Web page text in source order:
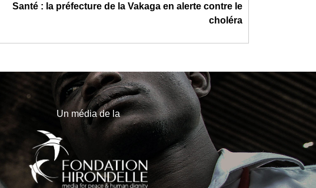
Santé : la préfecture de la Vakaga en alerte contre le
choléra
Un média de la